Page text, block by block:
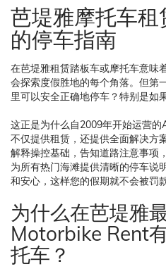
芭堤雅摩托车
的停车指南
在芭堤雅租赁踏板车或摩托车意味
会探索度假胜地的每个角落。但第
里可以安全正确地停车？特别是如
这正是为什么自2009年开始运营
不仅提供租赁，还提供全面解决方
解释操控基础，告知道路注意事
为所有热门海滩提供清晰的停车说
和安心，这样您的假期就不会被罚
为什么在芭堤雅
Motorbike Rent
托车？